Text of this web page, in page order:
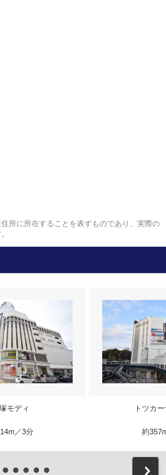
所に所在することを表すものであり、実際の
モディ
／3分
トツカ
約